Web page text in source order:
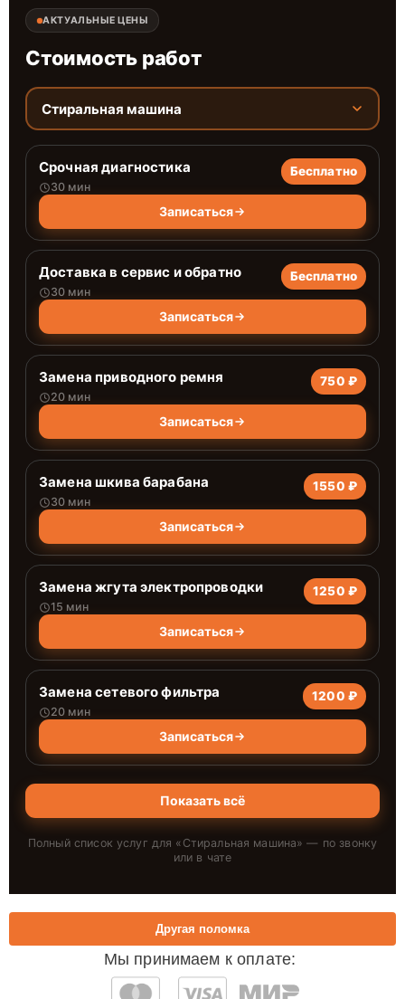
АКТУАЛЬНЫЕ ЦЕНЫ
Стоимость работ
Стиральная машина
Срочная диагностика
30 мин
Бесплатно
Записаться
Доставка в сервис и обратно
30 мин
Бесплатно
Записаться
Замена приводного ремня
20 мин
750 ₽
Записаться
Замена шкива барабана
30 мин
1550 ₽
Записаться
Замена жгута электропроводки
15 мин
1250 ₽
Записаться
Замена сетевого фильтра
20 мин
1200 ₽
Записаться
Показать всё
Полный список услуг для « Стиральная машина» — по звонку
или в чате
Мы принимаем к оплате:
Другая поломка